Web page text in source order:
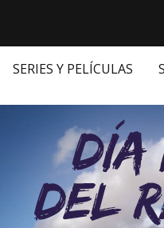
SERIES Y PELÍCULAS